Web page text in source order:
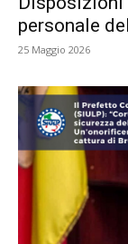
personale
25 Maggio 2026